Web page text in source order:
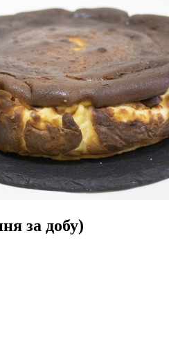
за добу)